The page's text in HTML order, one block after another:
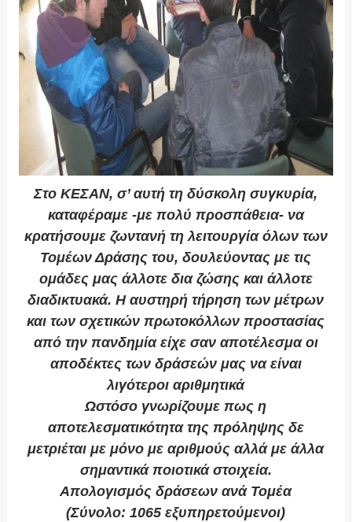
Στο ΚΕΣΑΝ, σ’ αυτή τη δύσκολη συγκυρία,
καταφέραμε -με πολύ προσπάθεια- να
κρατήσουμε ζωντανή τη λειτουργία όλων των
Τομέων Δράσης του, δουλεύοντας με τις
ομάδες μας άλλοτε δια ζώσης και άλλοτε
διαδικτυακά. Η αυστηρή τήρηση των μέτρων
και των σχετικών πρωτοκόλλων προστασίας
από την πανδημία είχε σαν αποτέλεσμα οι
αποδέκτες των δράσεών μας να είναι
λιγότεροι αριθμητικά
Ωστόσο γνωρίζουμε πως η
αποτελεσματικότητα της πρόληψης δε
μετριέται με μόνο με αριθμούς αλλά με άλλα
σημαντικά ποιοτικά στοιχεία.
Απολογισμός δράσεων ανά Τομέα
(Σύνολο: 1065 εξυπηρετούμενοι)